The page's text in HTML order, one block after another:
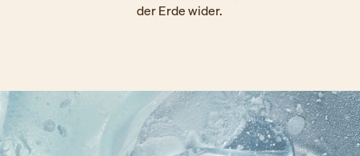
der Erde wider.